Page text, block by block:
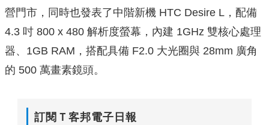
營門市，同時也發表了中階新機 HTC Desire L，配備
4.3 吋 800 x 480 解析度螢幕，內建 1GHz 雙核心處理
器、1GB RAM，搭配具備 F2.0 大光圈與 28mm 廣角
的 500 萬畫素鏡頭。
訂閱Ｔ客邦電子日報